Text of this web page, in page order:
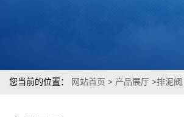
您当前的位置： 网站首页 > 产品展厅 >排泥阀